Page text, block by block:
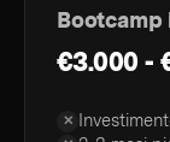
€3.000 -
✕